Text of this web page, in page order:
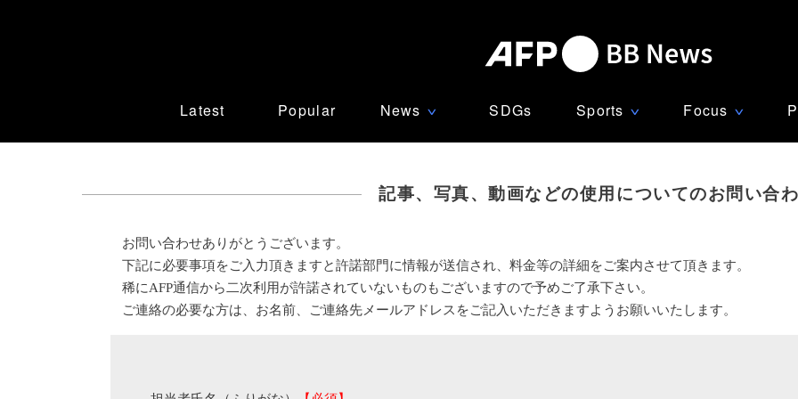
Latest Popular News ∨ SDGs Sports ∨ Focus ∨
記事、写真、動画などの使用についてのお問い合
お問い合わせありがとうございます。
下記に必要事項をご入力頂きますと許諾部門に情報が送信され、料金等の詳細をご案内させて頂きます。
稀にAFP通信から二次利用が許諾されていないものもございますので予めご了承下さい。
ご連絡の必要な方は、お名前、ご連絡先メールアドレスをご記入いただきますようお願いいたします。